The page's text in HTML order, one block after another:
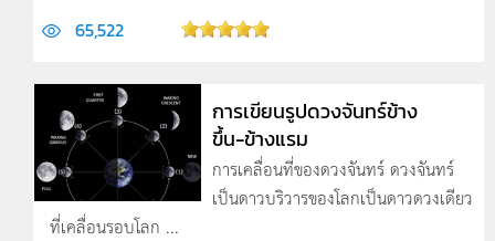
65,522
การเขียนรูปดวงจันทร์ข้าง
ขึ้น-ข้างแรม
การเคลื่อนที่ของดวงจันทร์ ดวงจันทร์
เป็นดาวบริวารของโลกเป็นดาวดวงเดียว
ที่เคลื่อนรอบโลก ...